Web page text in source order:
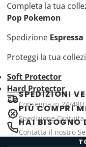
Completa la tua
Pop Pokemon
Spedizione Espressa
Proteggi la tua
Soft Protector
Hard Protector
SPEDIZIONI
Consegna in 24/48H
PIÙ COMPRI
Spedizione
HAI BISOGNO
Contatta il nostro